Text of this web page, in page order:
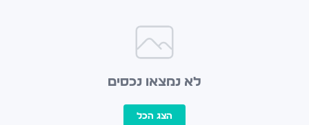
לא נמצאו נכסים
הצג הכל